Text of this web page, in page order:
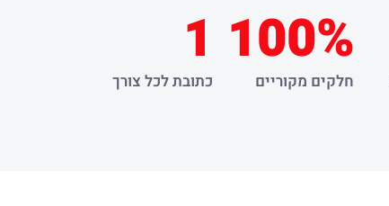
100%
חלקים מקוריים
1
כתובת לכל צורך